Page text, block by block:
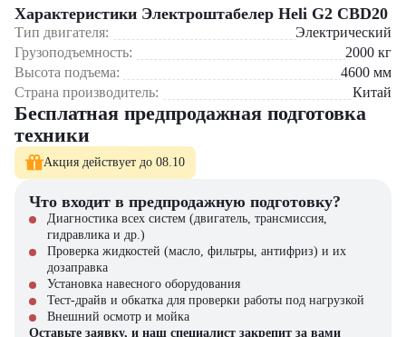
Эргономика
удобная и интуитивно
понятная панель управления
снижает усталость
оператора, улучшая комфорт
и производительность при
длительных рабочих сменах
Безопасность
оснащен системой защиты
тяжёлыми грузами и в
сложных условиях
Экологичность
электрический привод
потребление энергии, что
делает устройство
Характеристики Электроштабелер Heli G2 CBD20
Тип двигателя:
Электрический
Грузоподъемность:
2000 кг
Высота подъема:
4600 мм
Страна производитель:
Китай
Бесплатная предпродажная подготовка
техники
Акция действует до 08.10
Что входит в предпродажную подготовку?
Диагностика всех систем (двигатель, трансмиссия,
гидравлика и др.)
Проверка жидкостей (масло, фильтры, антифриз) и их
дозаправка
Установка навесного оборудования
Тест-драйв и обкатка для проверки работы под нагрузкой
Внешний осмотр и мойка
Оставьте заявку, и наш специалист закрепит за вами